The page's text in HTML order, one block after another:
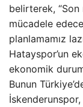
belirterek,
mücadele
planlamamız
Hatayspor’un
ekonomik
Bunun